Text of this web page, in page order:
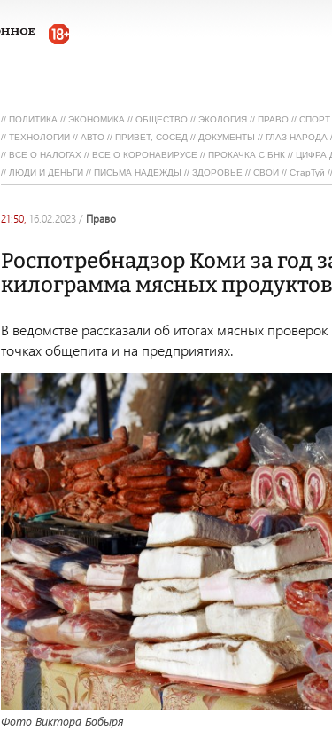
// ПОЛИТИКА // ЭКОНОМИКА // ОБЩЕСТВО // ЭКОЛОГИЯ // ПРАВО // СПОРТ
// ТЕХНОЛОГИИ // АВТО // ПРИВЕТ, СОСЕД // ДОКУМЕНТЫ // ГЛАЗ НАРОДА
// ВСЕ О НАЛОГАХ // ВСЕ О КОРОНАВИРУСЕ // ПРОКАЧКА С БНК // ЦИФРА
// ЛЮДИ И ДЕНЬГИ // ПИСЬМА НАДЕЖДЫ // ЗДОРОВЬЕ // СВОИ // СтарТуй //
21:50, 16.02.2023 / право
Роспотребнадзор Коми за год
килограмма мясных продуктов
В ведомстве рассказали об итогах мясных
точках общепита и на предприятиях.
Фото Виктора Бобыря